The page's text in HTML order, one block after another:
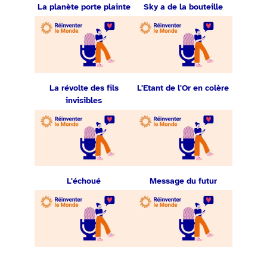
La planète porte plainte Sky a de la bouteille
La révolte des fils
invisibles
L'Etant de l'Or en colère
L'échoué Message du futur